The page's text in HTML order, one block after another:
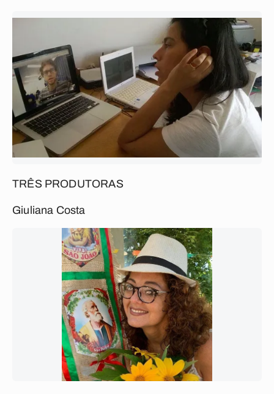
TRÊS PRODUTORAS
Giuliana Costa